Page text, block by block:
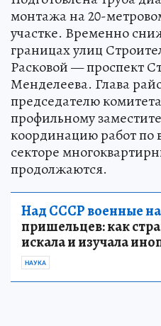
монтажа на 20-
участке. Временно
границах улиц
Расковой — проспект
Менделеева. Глава
председателю
профильному
координацию работ
секторе
продолжаются.
Над СССР военные
пришельцев: как
искала и изучала
НАУКА